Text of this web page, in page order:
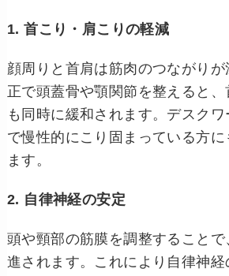
1. 首こり・肩こりの軽減
顔周りと首肩は筋肉のつながり
正で頭蓋骨や顎関節を整えると
も同時に緩和されます。デスク
で慢性的にこり固まっている方に
ます。
2. 自律神経の安定
頭や頸部の筋膜を調整すること
進されます。これにより自律神